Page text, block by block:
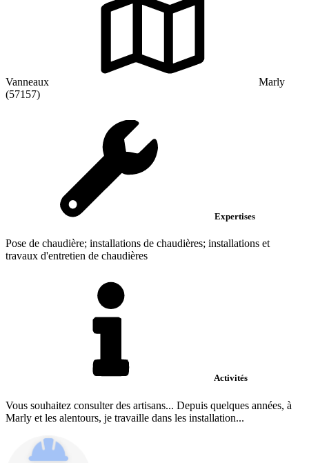
Vanneaux
Marly
(57157)
Expertises
Pose de chaudière; installations de chaudières; installations et
travaux d'entretien de chaudières
Activités
Vous souhaitez consulter des artisans... Depuis quelques années, à
Marly et les alentours, je travaille dans les installation...